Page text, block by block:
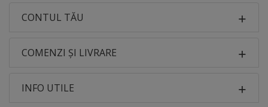
CONTUL TĂU
COMENZI ȘI LIVRARE
INFO UTILE